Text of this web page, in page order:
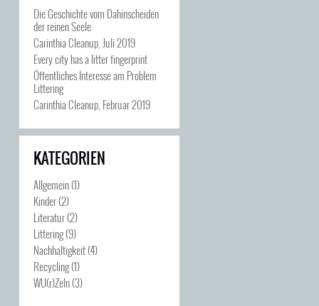
Die Geschichte vom Dahinscheiden
der reinen Seele
Carinthia Cleanup, Juli 2019
Every city has a litter fingerprint
Öffentliches Interesse am Problem
Littering
Carinthia Cleanup, Februar 2019
KATEGORIEN
Allgemein(1)
Kinder(2)
Literatur(2)
Littering(9)
Nachhaltigkeit(4)
Recycling(1)
WU(r)Zeln(3)